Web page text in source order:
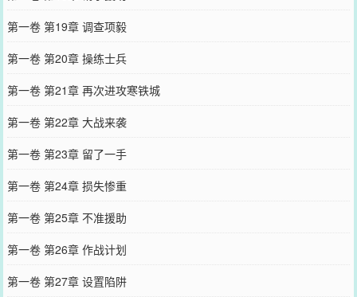
第一卷 第19章 调查项毅
第一卷 第20章 操练士兵
第一卷 第21章 再次进攻寒铁城
第一卷 第22章 大战来袭
第一卷 第23章 留了一手
第一卷 第24章 损失惨重
第一卷 第25章 不准援助
第一卷 第26章 作战计划
第一卷 第27章 设置陷阱